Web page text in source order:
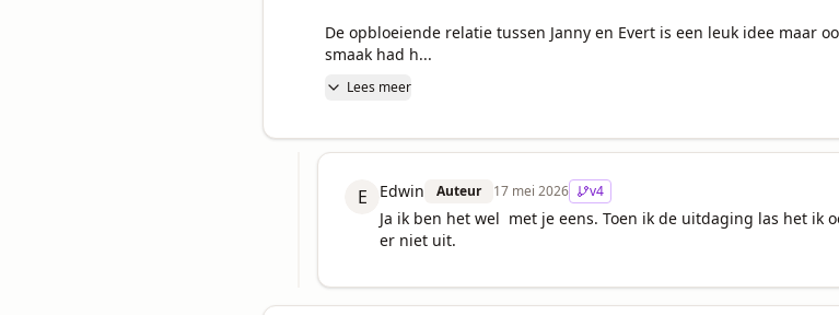
De opbloeiende relatie tussen Janny en Evert is een leuk idee maar
smaak had h...
Lees meer
E Edwin Auteur 17 mei 2026 v4
Ja ik ben het wel  met je eens. Toen ik de uitdaging las het ik
er niet uit.